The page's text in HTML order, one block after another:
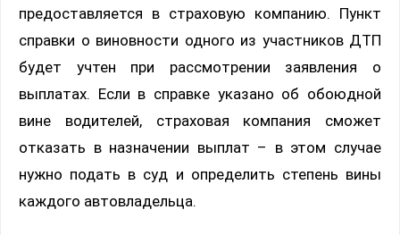
предоставляется в страховую компанию. Пункт
справки о виновности одного из участников ДТП
будет учтен при рассмотрении заявления о
выплатах. Если в справке указано об обоюдной
вине водителей, страховая компания сможет
отказать в назначении выплат – в этом случае
нужно подать в суд и определить степень вины
каждого автовладельца.